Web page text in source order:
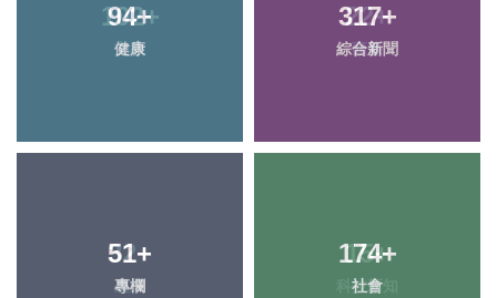
94+
健康
317+
綜合新聞
51+
專欄
174+
社會
102+
文教
22+
頭條
32+
農業
15+
科技新知